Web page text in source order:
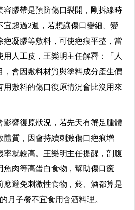
容膠帶是預防傷口裂開，剛拆線時
宜超過2週，若想讓傷口變細、變
疤凝膠等敷料，可使疤痕平整，當
用人工皮，王樂明主任解釋：「人
，會因敷料材質與塗料成分產生價
用敷料的傷口復原情況會比沒用來
影響復原狀況，若先天有蟹足腫體
體質，因會持續刺激傷口疤痕增
率就較高。王樂明主任提醒，剖腹
魚肉等高蛋白食物，幫助傷口癒
應避免刺激性食物，菸、酒都算是
月子餐不宜食用含酒料理。